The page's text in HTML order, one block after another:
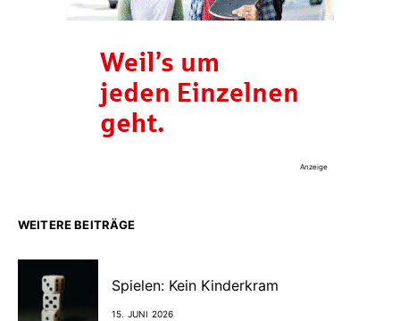
Anzeige
WEITERE BEITRÄGE
Spielen: Kein Kinderkram
15. JUNI 2026